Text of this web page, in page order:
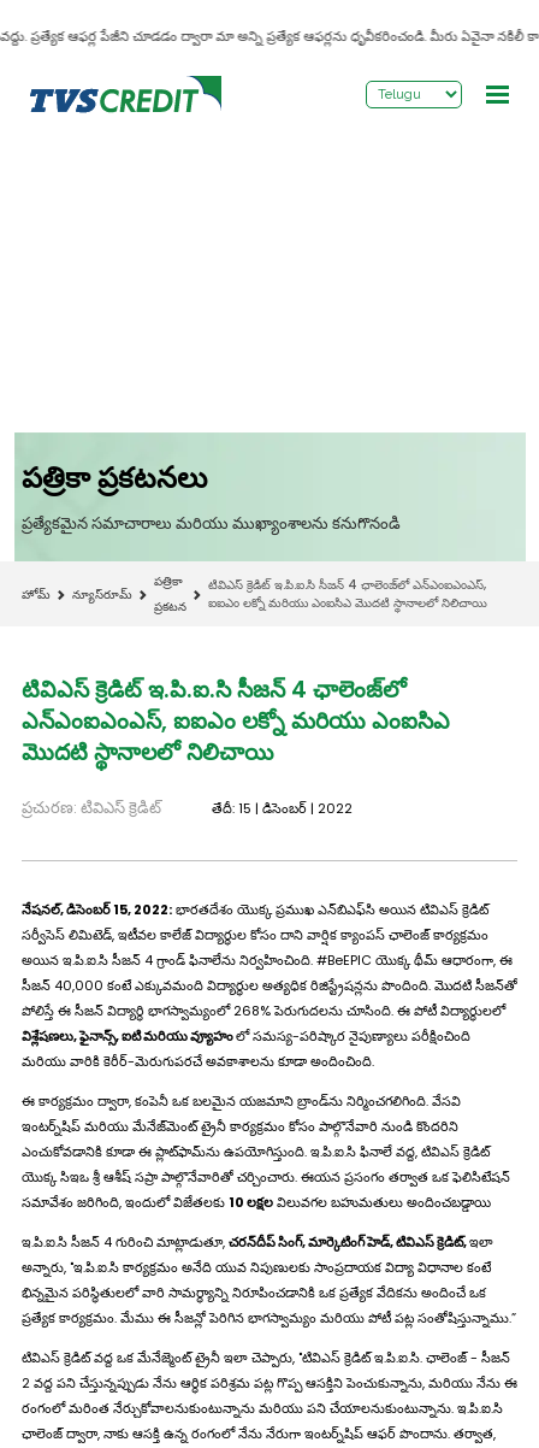
ప్రత్యేక ఆఫర్ల పేజీని చూడడం ద్వారా మా అన్ని ప్రత్యేక ఆఫర్లను ధృవీకరించండి. మీరు
పత్రికా ప్రకటనలు
ప్రత్యేకమైన సమాచారాలు మరియు ముఖ్యాంశాలను కనుగొనండి
హోమ్ న్యూస్‌రూమ్
పత్రికా
ప్రకటన
టివిఎస్ క్రెడిట్ ఇ.పి.ఐ.సి సీజన్ 4 ఛాలెంజ్‌లో ఎన్ఎంఐఎంఎస్,
ఐఐఎం లక్నో మరియు ఎంఐసిఎ మొదటి స్థానాలలో నిలిచాయి
టివిఎస్ క్రెడిట్ ఇ.పి.ఐ.సి సీజన్ 4 ఛాలెంజ్‌లో
ఎన్ఎంఐఎంఎస్, ఐఐఎం లక్నో మరియు ఎంఐసిఎ
మొదటి స్థానాలలో నిలిచాయి
ప్రచురణ: టివిఎస్ క్రెడిట్ తేదీ: 15 | డిసెంబర్ | 2022
నేషనల్, డిసెంబర్ 15, 2022:భారతదేశం యొక్క ప్రముఖ ఎన్‌బిఎఫ్‌సి అయిన టివిఎస్ క్రెడిట్
సర్వీసెస్ లిమిటెడ్, ఇటీవల కాలేజ్ విద్యార్థుల కోసం దాని వార్షిక క్యాంపస్ ఛాలెంజ్ కార్యక్రమం
అయిన ఇ.పి.ఐ.సి సీజన్ 4 గ్రాండ్ ఫినాలేను నిర్వహించింది. #BeEPIC యొక్క థీమ్ ఆధారంగా, ఈ
సీజన్ 40,000 కంటే ఎక్కువమంది విద్యార్థుల అత్యధిక రిజిస్ట్రేషన్లను పొందింది. మొదటి సీజన్‌తో
పోలిస్తే ఈ సీజన్ విద్యార్థి భాగస్వామ్యంలో 268% పెరుగుదలను చూసింది. ఈ పోటీ విద్యార్థులలో
విశ్లేషణలు, ఫైనాన్స్, ఐటి మరియు వ్యూహంలో సమస్య-పరిష్కార నైపుణ్యాలు పరీక్షించింది
మరియు వారికి కెరీర్-మెరుగుపరచే అవకాశాలను కూడా అందించింది.
ఈ కార్యక్రమం ద్వారా, కంపెనీ ఒక బలమైన యజమాని బ్రాండ్‌ను నిర్మించగలిగింది. వేసవి
ఇంటర్న్‌షిప్ మరియు మేనేజ్‌మెంట్ ట్రైనీ కార్యక్రమం కోసం పాల్గొనేవారి నుండి కొందరిని
ఎంచుకోవడానికి కూడా ఈ ప్లాట్‌ఫామ్‌ను ఉపయోగిస్తుంది. ఇ.పి.ఐ.సి ఫినాలే వద్ద, టివిఎస్ క్రెడిట్
యొక్క సిఇఒ శ్రీ ఆశీష్ సప్రా పాల్గొనేవారితో చర్చించారు. ఈయన ప్రసంగం తర్వాత ఒక ఫెలిసిటేషన్
సమావేశం జరిగింది, ఇందులో విజేతలకు₹10 లక్షలవిలువగల బహుమతులు అందించబడ్డాయి
ఇ.పి.ఐ.సి సీజన్ 4 గురించి మాట్లాడుతూ,చర‌న్‌దీప్ సింగ్, మార్కెటింగ్ హెడ్, టివిఎస్ క్రెడిట్,ఇలా
అన్నారు, "ఇ.పి.ఐ.సి కార్యక్రమం అనేది యువ నిపుణులకు సాంప్రదాయక విద్యా విధానాల కంటే
భిన్నమైన పరిస్థితులలో వారి సామర్థ్యాన్ని నిరూపించడానికి ఒక ప్రత్యేక వేదికను అందించే ఒక
ప్రత్యేక కార్యక్రమం. మేము ఈ సీజన్లో పెరిగిన భాగస్వామ్యం మరియు పోటీ పట్ల సంతోషిస్తున్నాము.”
టివిఎస్ క్రెడిట్ వద్ద ఒక మేనేజ్మెంట్ ట్రైనీ ఇలా చెప్పారు, "టివిఎస్ క్రెడిట్ ఇ.పి.ఐ.సి. ఛాలెంజ్ - సీజన్
2 వద్ద పని చేస్తున్నప్పుడు నేను ఆర్థిక పరిశ్రమ పట్ల గొప్ప ఆసక్తిని పెంచుకున్నాను, మరియు నేను ఈ
రంగంలో మరింత నేర్చుకోవాలనుకుంటున్నాను మరియు పని చేయాలనుకుంటున్నాను. ఇ.పి.ఐ.సి
ఛాలెంజ్ ద్వారా, నాకు ఆసక్తి ఉన్న రంగంలో నేను నేరుగా ఇంటర్న్‌షిప్ ఆఫర్ పొందాను. తర్వాత,